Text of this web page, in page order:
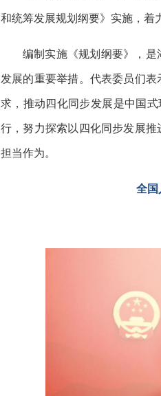
和统筹发展规划纲要》实施，着
编制实施《规划纲要》，
发展的重要举措。代表委员们
求，推动四化同步发展是中国
行，努力探索以四化同步发展
担当作为。
全